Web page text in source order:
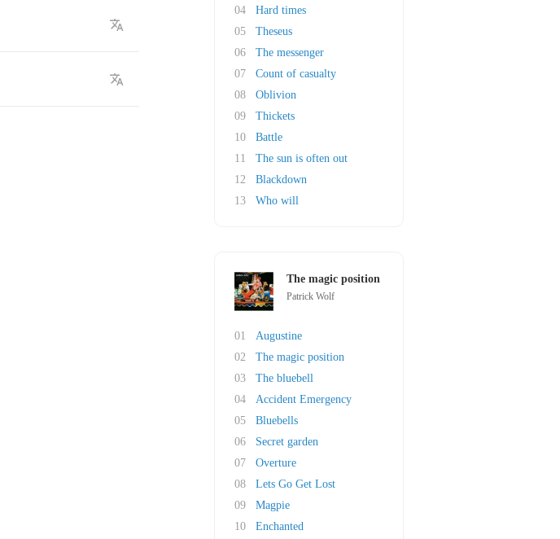
04
Hard times
05
Theseus
06
The messenger
07
Count of casualty
08
Oblivion
09
Thickets
10
Battle
11
The sun is often out
12
Blackdown
13
Who will
The magic position
Patrick Wolf
01
Augustine
02
The magic position
03
The bluebell
04
Accident Emergency
05
Bluebells
06
Secret garden
07
Overture
08
Lets Go Get Lost
09
Magpie
10
Enchanted